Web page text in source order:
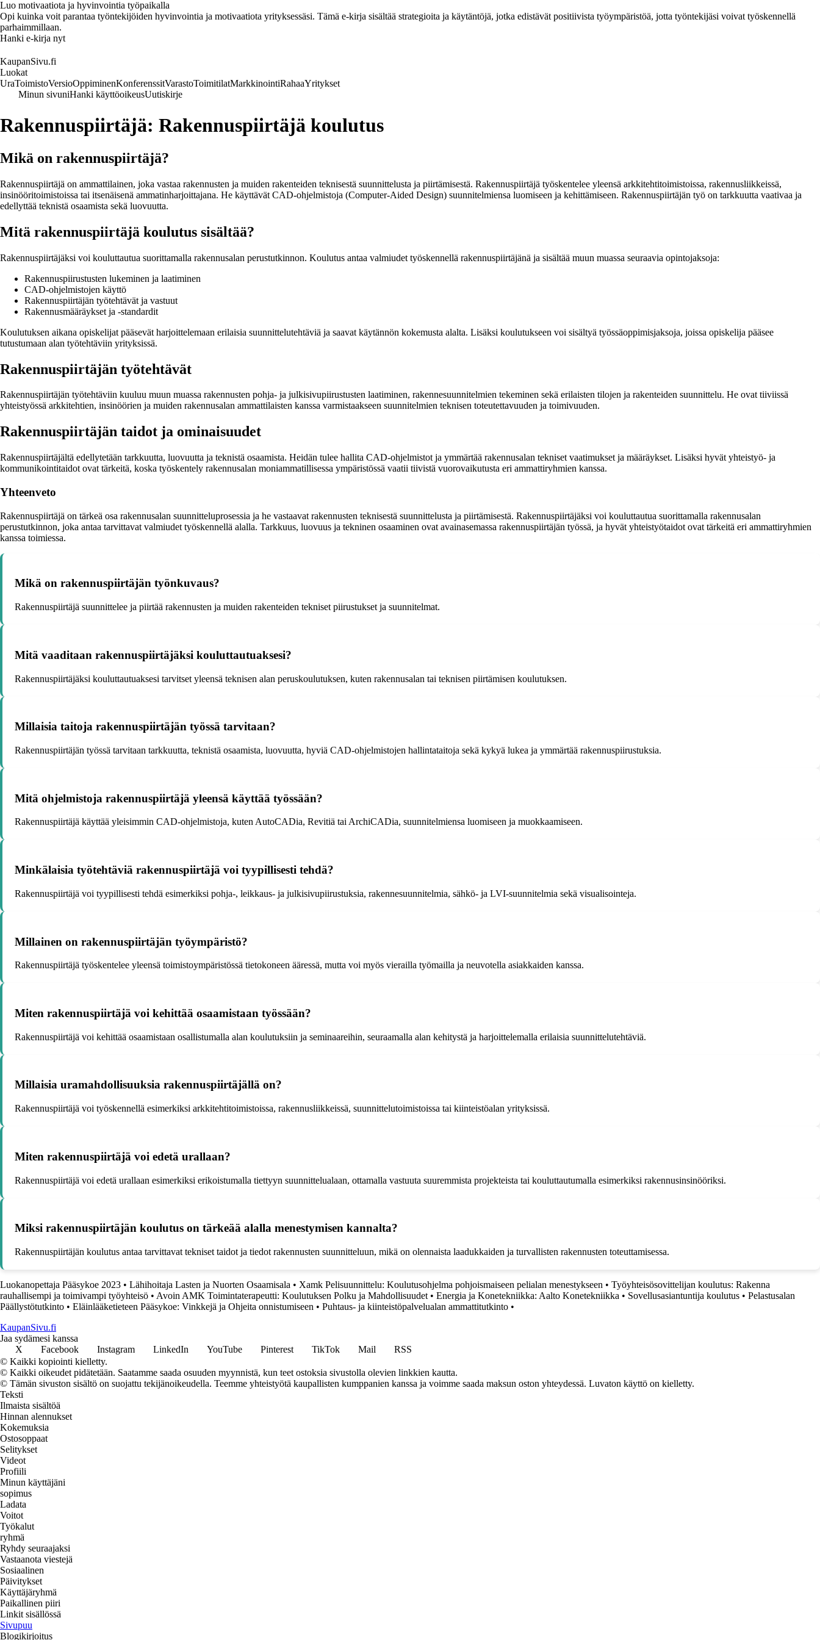
Luo motivaatiota ja hyvinvointia työpaikalla
Opi kuinka voit parantaa työntekijöiden hyvinvointia ja motivaatiota yrityksessäsi. Tämä e-kirja sisältää strategioita ja käytäntöjä, jotka edistävät positiivista työympäristöä, jotta työntekijäsi voivat työskennellä
parhaimmillaan.
Hanki e-kirja nyt
KaupanSivu.fi
Luokat
UraToimistoVersioOppiminenKonferenssitVarastoToimitilatMarkkinointiRahaaYritykset
Minun sivuniHanki käyttöoikeusUutiskirje
Rakennuspiirtäjä: Rakennuspiirtäjä koulutus
Mikä on rakennuspiirtäjä?
Rakennuspiirtäjä on ammattilainen, joka vastaa rakennusten ja muiden rakenteiden teknisestä suunnittelusta ja piirtämisestä. Rakennuspiirtäjä työskentelee yleensä arkkitehtitoimistoissa, rakennusliikkeissä,
insinööritoimistoissa tai itsenäisenä ammatinharjoittajana. He käyttävät CAD-ohjelmistoja (Computer-Aided Design) suunnitelmiensa luomiseen ja kehittämiseen. Rakennuspiirtäjän työ on tarkkuutta vaativaa ja
edellyttää teknistä osaamista sekä luovuutta.
Mitä rakennuspiirtäjä koulutus sisältää?
Rakennuspiirtäjäksi voi kouluttautua suorittamalla rakennusalan perustutkinnon. Koulutus antaa valmiudet työskennellä rakennuspiirtäjänä ja sisältää muun muassa seuraavia opintojaksoja:
Rakennuspiirustusten lukeminen ja laatiminen
CAD-ohjelmistojen käyttö
Rakennuspiirtäjän työtehtävät ja vastuut
Rakennusmääräykset ja -standardit
Koulutuksen aikana opiskelijat pääsevät harjoittelemaan erilaisia suunnittelutehtäviä ja saavat käytännön kokemusta alalta. Lisäksi koulutukseen voi sisältyä työssäoppimisjaksoja, joissa opiskelija pääsee
tutustumaan alan työtehtäviin yrityksissä.
Rakennuspiirtäjän työtehtävät
Rakennuspiirtäjän työtehtäviin kuuluu muun muassa rakennusten pohja- ja julkisivupiirustusten laatiminen, rakennesuunnitelmien tekeminen sekä erilaisten tilojen ja rakenteiden suunnittelu. He ovat tiiviissä
yhteistyössä arkkitehtien, insinöörien ja muiden rakennusalan ammattilaisten kanssa varmistaakseen suunnitelmien teknisen toteutettavuuden ja toimivuuden.
Rakennuspiirtäjän taidot ja ominaisuudet
Rakennuspiirtäjältä edellytetään tarkkuutta, luovuutta ja teknistä osaamista. Heidän tulee hallita CAD-ohjelmistot ja ymmärtää rakennusalan tekniset vaatimukset ja määräykset. Lisäksi hyvät yhteistyö- ja
kommunikointitaidot ovat tärkeitä, koska työskentely rakennusalan moniammatillisessa ympäristössä vaatii tiivistä vuorovaikutusta eri ammattiryhmien kanssa.
Yhteenveto
Rakennuspiirtäjä on tärkeä osa rakennusalan suunnitteluprosessia ja he vastaavat rakennusten teknisestä suunnittelusta ja piirtämisestä. Rakennuspiirtäjäksi voi kouluttautua suorittamalla rakennusalan
perustutkinnon, joka antaa tarvittavat valmiudet työskennellä alalla. Tarkkuus, luovuus ja tekninen osaaminen ovat avainasemassa rakennuspiirtäjän työssä, ja hyvät yhteistyötaidot ovat tärkeitä eri ammattiryhmien
kanssa toimiessa.
Mikä on rakennuspiirtäjän työnkuvaus?
Rakennuspiirtäjä suunnittelee ja piirtää rakennusten ja muiden rakenteiden tekniset piirustukset ja suunnitelmat.
Mitä vaaditaan rakennuspiirtäjäksi kouluttautuaksesi?
Rakennuspiirtäjäksi kouluttautuaksesi tarvitset yleensä teknisen alan peruskoulutuksen, kuten rakennusalan tai teknisen piirtämisen koulutuksen.
Millaisia taitoja rakennuspiirtäjän työssä tarvitaan?
Rakennuspiirtäjän työssä tarvitaan tarkkuutta, teknistä osaamista, luovuutta, hyviä CAD-ohjelmistojen hallintataitoja sekä kykyä lukea ja ymmärtää rakennuspiirustuksia.
Mitä ohjelmistoja rakennuspiirtäjä yleensä käyttää työssään?
Rakennuspiirtäjä käyttää yleisimmin CAD-ohjelmistoja, kuten AutoCADia, Revitiä tai ArchiCADia, suunnitelmiensa luomiseen ja muokkaamiseen.
Minkälaisia työtehtäviä rakennuspiirtäjä voi tyypillisesti tehdä?
Rakennuspiirtäjä voi tyypillisesti tehdä esimerkiksi pohja-, leikkaus- ja julkisivupiirustuksia, rakennesuunnitelmia, sähkö- ja LVI-suunnitelmia sekä visualisointeja.
Millainen on rakennuspiirtäjän työympäristö?
Rakennuspiirtäjä työskentelee yleensä toimistoympäristössä tietokoneen ääressä, mutta voi myös vierailla työmailla ja neuvotella asiakkaiden kanssa.
Miten rakennuspiirtäjä voi kehittää osaamistaan työssään?
Rakennuspiirtäjä voi kehittää osaamistaan osallistumalla alan koulutuksiin ja seminaareihin, seuraamalla alan kehitystä ja harjoittelemalla erilaisia suunnittelutehtäviä.
Millaisia uramahdollisuuksia rakennuspiirtäjällä on?
Rakennuspiirtäjä voi työskennellä esimerkiksi arkkitehtitoimistoissa, rakennusliikkeissä, suunnittelutoimistoissa tai kiinteistöalan yrityksissä.
Miten rakennuspiirtäjä voi edetä urallaan?
Rakennuspiirtäjä voi edetä urallaan esimerkiksi erikoistumalla tiettyyn suunnittelualaan, ottamalla vastuuta suuremmista projekteista tai kouluttautumalla esimerkiksi rakennusinsinööriksi.
Miksi rakennuspiirtäjän koulutus on tärkeää alalla menestymisen kannalta?
Rakennuspiirtäjän koulutus antaa tarvittavat tekniset taidot ja tiedot rakennusten suunnitteluun, mikä on olennaista laadukkaiden ja turvallisten rakennusten toteuttamisessa.
Luokanopettaja Pääsykoe 2023 • Lähihoitaja Lasten ja Nuorten Osaamisala • Xamk Pelisuunnittelu: Koulutusohjelma pohjoismaiseen pelialan menestykseen • Työyhteisösovittelijan koulutus: Rakenna
rauhallisempi ja toimivampi työyhteisö • Avoin AMK Toimintaterapeutti: Koulutuksen Polku ja Mahdollisuudet • Energia ja Konetekniikka: Aalto Konetekniikka • Sovellusasiantuntija koulutus • Pelastusalan
Päällystötutkinto • Eläinlääketieteen Pääsykoe: Vinkkejä ja Ohjeita onnistumiseen • Puhtaus- ja kiinteistöpalvelualan ammattitutkinto •
KaupanSivu.fi
Jaa sydämesi kanssa
X
Facebook Instagram LinkedIn YouTube Pinterest TikTok Mail
RSS
© Kaikki kopiointi kielletty.
© Kaikki oikeudet pidätetään. Saatamme saada osuuden myynnistä, kun teet ostoksia sivustolla olevien linkkien kautta.
© Tämän sivuston sisältö on suojattu tekijänoikeudella. Teemme yhteistyötä kaupallisten kumppanien kanssa ja voimme saada maksun oston yhteydessä. Luvaton käyttö on kielletty.
Teksti
Ilmaista sisältöä
Hinnan alennukset
Kokemuksia
Ostosoppaat
Selitykset
Videot
Profiili
Minun käyttäjäni
sopimus
Ladata
Voitot
Työkalut
ryhmä
Ryhdy seuraajaksi
Vastaanota viestejä
Sosiaalinen
Päivitykset
Käyttäjäryhmä
Paikallinen piiri
Linkit sisällössä
Sivupuu
Blogikirjoitus